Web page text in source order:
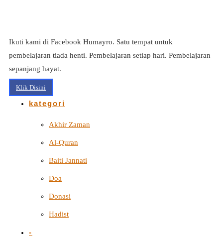
Ikuti kami di Facebook Humayro. Satu tempat untuk
pembelajaran tiada henti. Pembelajaran setiap hari. Pembelajaran
sepanjang hayat.
Klik Disini
kategori
Akhir Zaman
Al-Quran
Baiti Jannati
Doa
Donasi
Hadist
-